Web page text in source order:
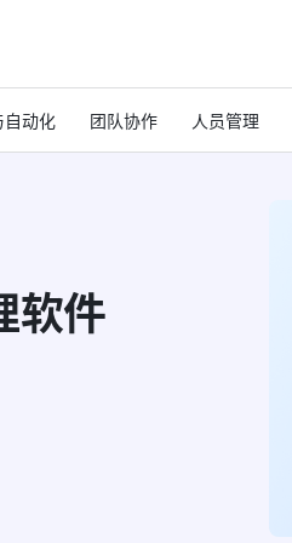
自动化 团队协作 人员管理
软件